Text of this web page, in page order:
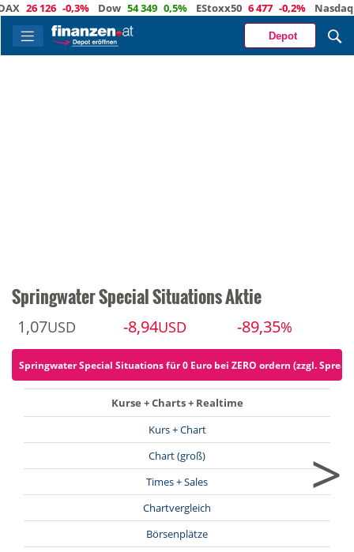
26 126 -0,3% Dow 54 349 0,5% EStoxx50 6 477 -0,2% Nasdaq 29
Depot
Springwater Special Situations Aktie
1,07USD -8,94USD -89,35%
Springwater Special Situations für 0 Euro bei ZERO ordern (zzgl.
Kurse + Charts + Realtime
Kurs + Chart
Chart (groß)
Times + Sales
Chartvergleich
Börsenplätze
>